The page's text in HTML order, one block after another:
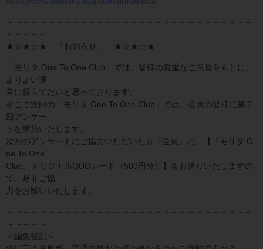
～～～～～～～～～～～～～～～～～～～～～～～～～～～～～～
～～～～～
★☆★☆★---『お知らせ』---★☆★☆★
「モリタ One To One Club」では、皆様の貴重なご意見をもとに、
よりよい運
営に役立てたいと思っております。
そこで次回の「モリタ One To One Club」では、会員の皆様に第２
回アンケー
トを実施いたします。
次回のアンケートにご協力いただいた方『全員』に、【「モリタ O
ne To One
Club」オリジナルQUOカード（500円分）】をお送りいたしますの
で、是非ご協
力をお願いいたします。
～～～～～～～～～～～～～～～～～～～～～～～～～～～～～～
～～～～～
＜編集後記＞